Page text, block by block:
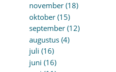
november (18)
oktober (15)
september (12)
augustus (4)
juli (16)
juni (16)